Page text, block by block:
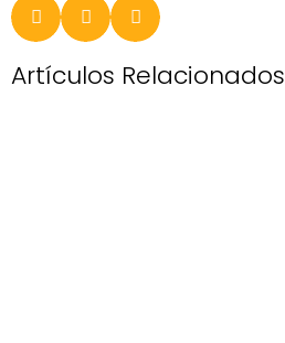
Artículos Relacionados